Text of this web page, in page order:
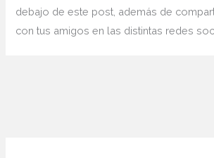
debajo de este post, además de
con tus amigos en las distintas redes